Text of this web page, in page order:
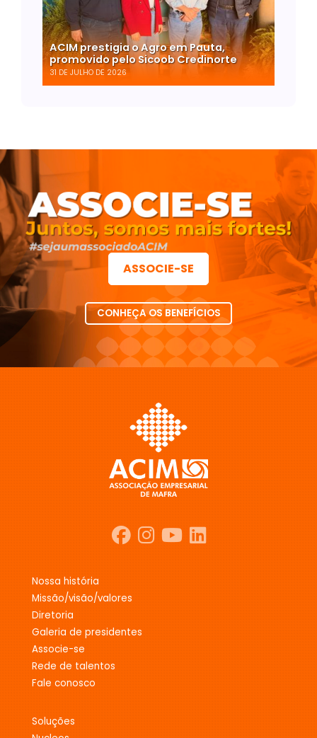
ACIM prestigia o Agro em Pauta,
promovido pelo Sicoob Credinorte
31 DE JULHO DE 2026
ASSOCIE-SE
CONHEÇA OS BENEFÍCIOS
nossa história
missão/visão/valores
diretoria
galeria de presidentes
associe-se
rede de talentos
fale conosco
soluções